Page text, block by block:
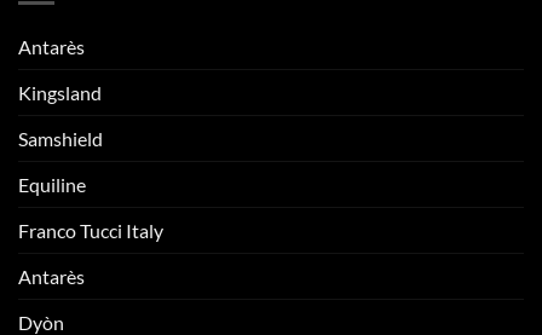
Antarès
Kingsland
Samshield
Equiline
Franco Tucci Italy
Antarès
Dyòn